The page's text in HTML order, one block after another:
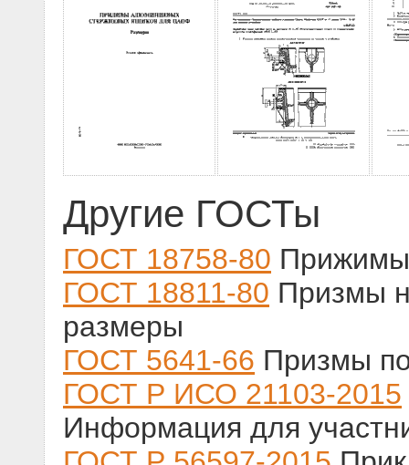
Другие ГОСТы
ГОСТ 18758-80
ГОСТ 18811-80 Призмы
размеры
ГОСТ 5641-66 Призмы
ГОСТ Р ИСО 21103-2015
Информация для